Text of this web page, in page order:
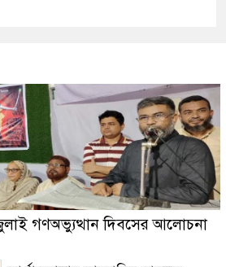
গণঅভ্যুত্থান দিবসের আলোচনা